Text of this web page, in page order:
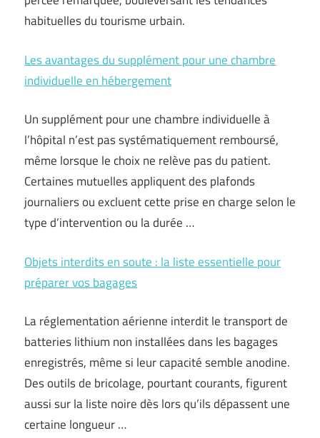
habituelles du tourisme urbain.
Les avantages du supplément pour une chambre
individuelle en hébergement
Un supplément pour une chambre individuelle à
l’hôpital n’est pas systématiquement remboursé,
même lorsque le choix ne relève pas du patient.
Certaines mutuelles appliquent des plafonds
journaliers ou excluent cette prise en charge selon le
type d’intervention ou la durée …
Objets interdits en soute : la liste essentielle pour
préparer vos bagages
La réglementation aérienne interdit le transport de
batteries lithium non installées dans les bagages
enregistrés, même si leur capacité semble anodine.
Des outils de bricolage, pourtant courants, figurent
aussi sur la liste noire dès lors qu’ils dépassent une
certaine longueur …